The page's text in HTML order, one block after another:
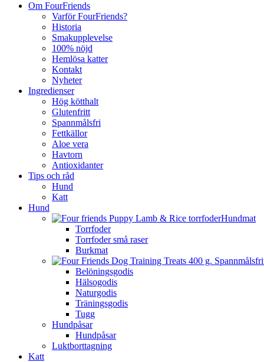
Om FourFriends
Varför FourFriends?
Historia
Smakupplevelse
100% nöjd
Hemlösa katter
Kontakt
Nyheter
Ingredienser
Hög kötthalt
Glutenfritt
Spannmålsfri
Fettkällor
Aloe vera
Havtorn
Antioxidanter
Tips och råd
Hund
Katt
Hund
Hundmat
Torrfoder
Torrfoder små raser
Burkmat
Belöningsgodis
Hälsogodis
Naturgodis
Träningsgodis
Tugg
Hundpåsar
Hundpåsar
Luktborttagning
Katt